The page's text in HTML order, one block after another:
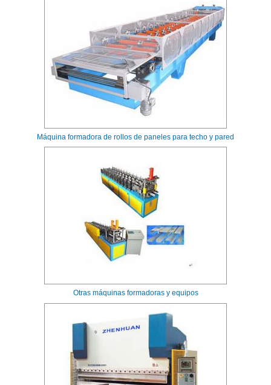
Máquina formadora de rollos de paneles para techo y pared
Otras máquinas formadoras y equipos